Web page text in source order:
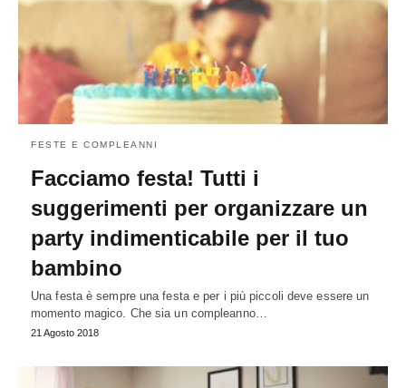
FESTE E COMPLEANNI
Facciamo festa! Tutti i
suggerimenti per organizzare un
party indimenticabile per il tuo
bambino
Una festa è sempre una festa e per i più piccoli deve essere un
momento magico. Che sia un compleanno…
21 Agosto 2018